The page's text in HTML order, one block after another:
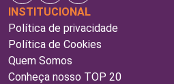
INSTITUCIONAL
Política de privacidade
Política de Cookies
Quem Somos
Conheça nosso TOP 20